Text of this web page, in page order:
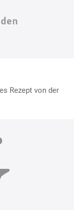
Rezept von der